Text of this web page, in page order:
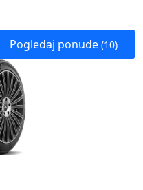
Pogledaj ponude (10)